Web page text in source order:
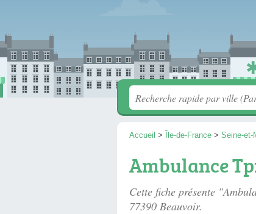
Accueil > Île-de-France > Seine-et-
Ambulance
Cette fiche présente
77390 Beauvoir.